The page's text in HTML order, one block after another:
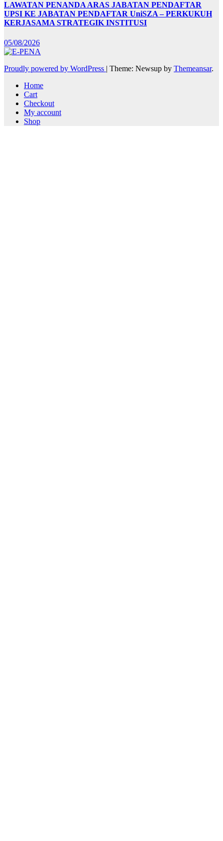
LAWATAN PENANDA ARAS JABATAN PENDAFTAR
UPSI KE JABATAN PENDAFTAR UniSZA – PERKUKUH
KERJASAMA STRATEGIK INSTITUSI
05/08/2026
Proudly powered by WordPress | Theme: Newsup by Themeansar.
Home
Cart
Checkout
My account
Shop